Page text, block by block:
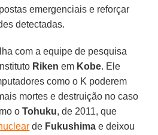
emergenciais e reforçar
detectadas.
com a equipe de pesquisa
Riken em Kobe. Ele
como o K poderem
mortes e destruição no caso
oTohuku, de 2011, que
de Fukushima e deixou